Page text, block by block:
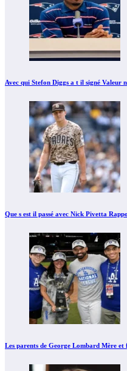
Avec qui Stefon Diggs a t il signé Valeur
Que s est il passé avec Nick Pivetta
Les parents de George Lombard Mère et